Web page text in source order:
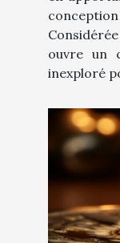
ouvre un
inexploré